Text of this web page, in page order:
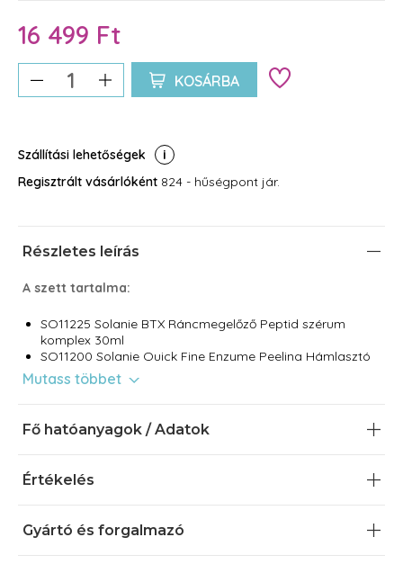
Részletes leírás
A szett tartalma:
SO11225 Solanie BTX Ráncmegelőző Peptid szérum
komplex 30ml
SO11200 Solanie Quick Fine Enzyme Peeling Hámlasztó
gél 30 ml
PRSO009 Solanie neszeszer
bőrmegújító enzimes peeling simább, üdébb arcbőrt
A 3 Peptides Ránctalanító High-Tech Beauty Szett egy
Mutass többet
Fő hatóanyagok / Adatok
Értékelés
Gyártó és forgalmazó
16 499 Ft
KOSÁRBA
Szállítási lehetőségek
Regisztrált vásárlóként 824 - hűségpont jár.